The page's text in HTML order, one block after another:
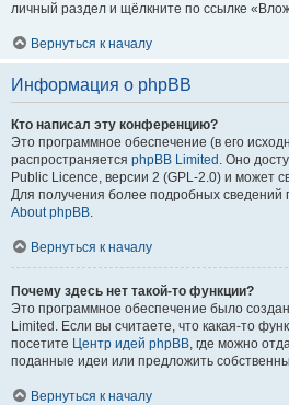
личный раздел и щёлкните по ссылке
Вернуться к началу
Информация о phpBB
Кто написал эту конференцию?
Это программное обеспечение (в его
распространяется phpBB Limited . Оно
Public Licence, версии 2 (GPL-2.0) и может
Для получения более подробных сведений
About phpBB.
Вернуться к началу
Почему здесь нет такой-то функции?
Это программное обеспечение было
Limited. Если вы считаете, что какая-то
посетите Центр идей phpBB, где можно
поданные идеи или предложить
Вернуться к началу